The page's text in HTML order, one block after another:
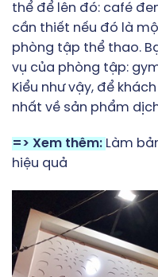
thể để lên đó: café
cần thiết nếu đó là
phòng tập thể thao.
vụ của phòng tập:
Kiểu như vậy, để
nhất về sản phẩm
=> Xem thêm: Làm
hiệu quả